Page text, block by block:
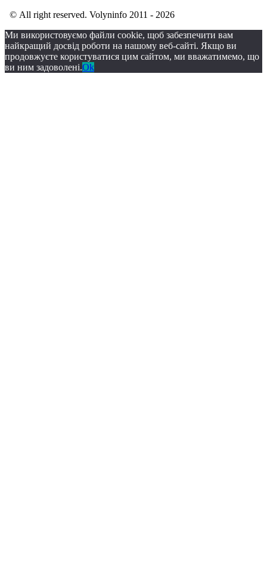
© All right reserved. Volyninfo 2011 - 2026
Ми використовуємо файли cookie, щоб забезпечити вам
найкращий досвід роботи на нашому веб-сайті. Якщо ви
продовжуєте користуватися цим сайтом, ми вважатимемо, що
ви ним задоволені.Ok